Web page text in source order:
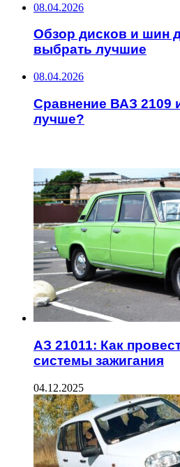
08.04.2026
Обзор дисков и шин
выбрать лучшие
08.04.2026
Сравнение ВАЗ 2109
лучше?
АЗ 21011: Как
системы зажигания
04.12.2025